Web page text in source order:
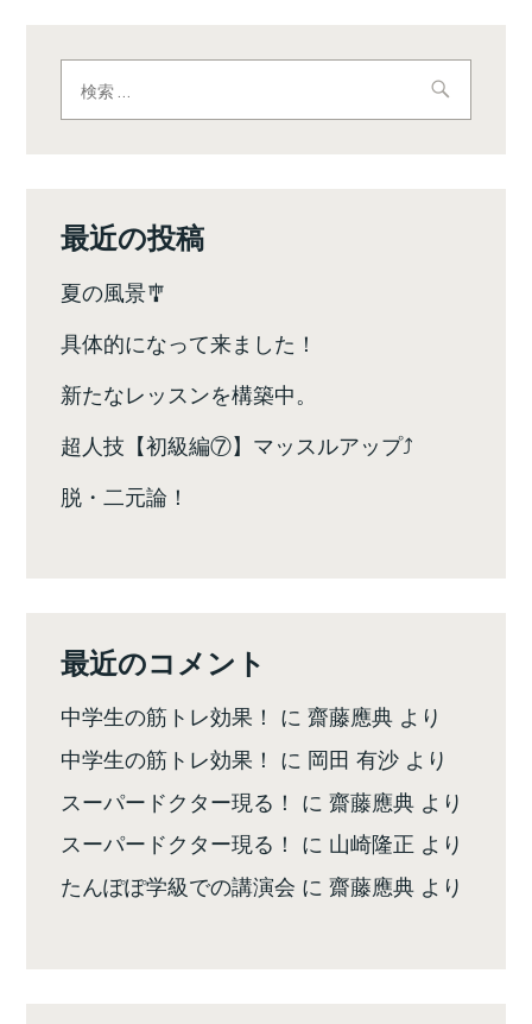
ビ
ゲ
ョ
ン
索:
最近の投稿
夏の風景🎐
具体的になって来ました！
新たなレッスンを構築中。
超人技【初級編⑦】マッスルアップ⤴️
脱・二元論！
最近のコメント
中学生の筋トレ効果！ に齋藤應典 より
中学生の筋トレ効果！ に 岡田 有沙 より
スーパードクター現る！ に齋藤應典 より
スーパードクター現る！ に 山崎隆正 より
たんぽぽ学級での講演会 に齋藤應典 より